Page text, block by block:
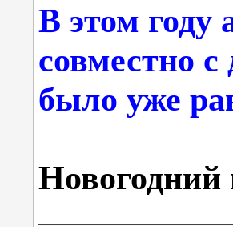
В этом году
совместно
было уже
Новогодний